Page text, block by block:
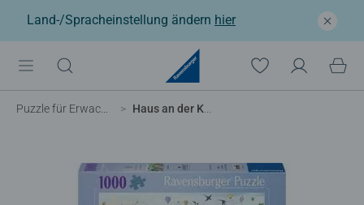
Land-/Spracheinstellung ändern hier
Puzzle für Erwachsene Haus an der Küste